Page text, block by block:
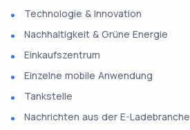
Technologie & Innovation
Nachhaltigkeit & Grüne Energie
Einkaufszentrum
Einzelne mobile Anwendung
Tankstelle
Nachrichten aus der E-Ladebranche